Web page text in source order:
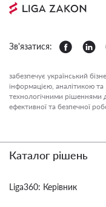
Зв'язатися:
забезпечує український
інформацією, аналітикою та
технологічними рішеннями
ефективної та безпечної
Каталог рішень
Liga360: Керівник